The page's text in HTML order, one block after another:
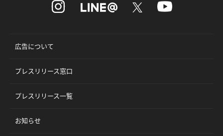
広告について
プレスリリース窓口
プレスリリース一覧
お知らせ